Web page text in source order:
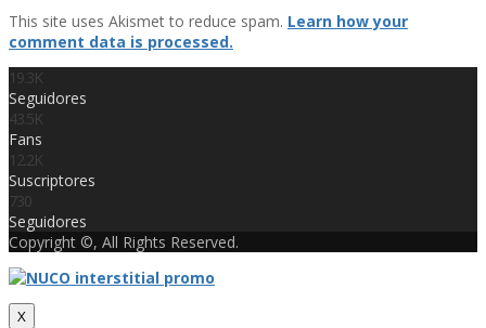
This site uses Akismet to reduce spam. Learn how your
comment data is processed.
19.3K
Seguidores
43.5K
Fans
12.2K
Suscriptores
730
Seguidores
Copyright ©, All Rights Reserved.
X